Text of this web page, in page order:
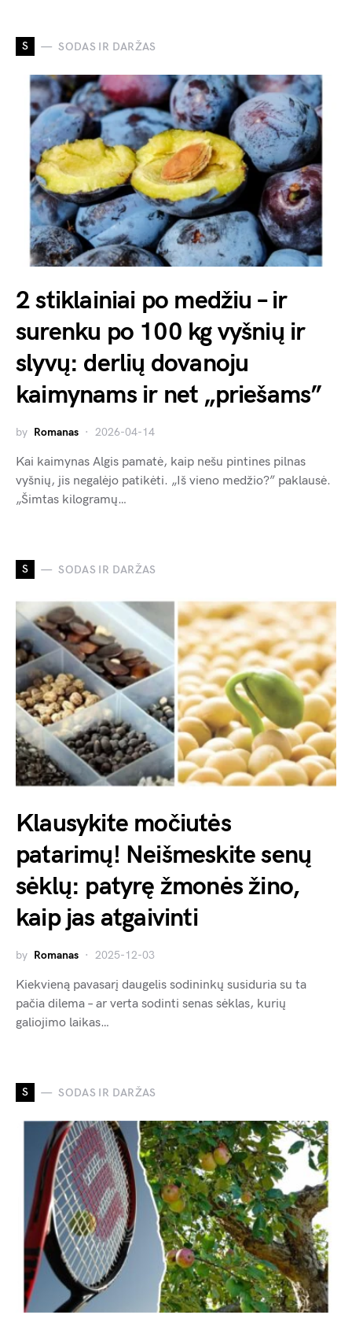
S SODAS IR DARŽAS
2 stiklainiai po medžiu – ir
surenku po 100 kg vyšnių ir
slyvų: derlių dovanoju
kaimynams ir net „priešams”
by Romanas 2026-04-14
Kai kaimynas Algis pamatė, kaip nešu pintines pilnas
vyšnių, jis negalėjo patikėti. „Iš vieno medžio?” paklausė.
„Šimtas kilogramų…
S SODAS IR DARŽAS
Klausykite močiutės
patarimų! Neišmeskite senų
sėklų: patyrę žmonės žino,
kaip jas atgaivinti
by Romanas 2025-12-03
Kiekvieną pavasarį daugelis sodininkų susiduria su ta
pačia dilema – ar verta sodinti senas sėklas, kurių
galiojimo laikas…
S SODAS IR DARŽAS